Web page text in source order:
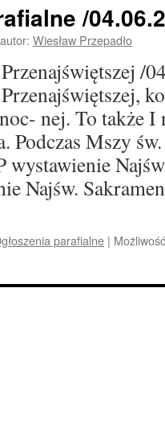
/
autor: Wiesław Przepadło
/
nej. To także I
Podczas Mszy
Najśw.
parafialne |